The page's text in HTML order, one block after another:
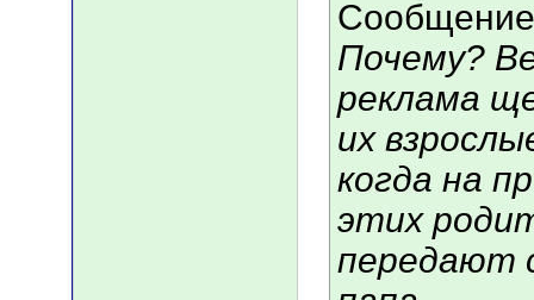
Почему?
реклама
их
когда на
этих
передают